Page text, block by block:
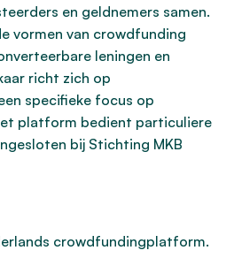
en geldnemers samen.
vormen van crowdfunding
leningen en
richt zich op
specifieke focus op
platform bedient particuliere
bij Stichting MKB
crowdfundingplatform.